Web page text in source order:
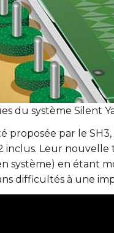
du système Silent
proposée par le
inclus. Leur
système) en étant
difficultés à une